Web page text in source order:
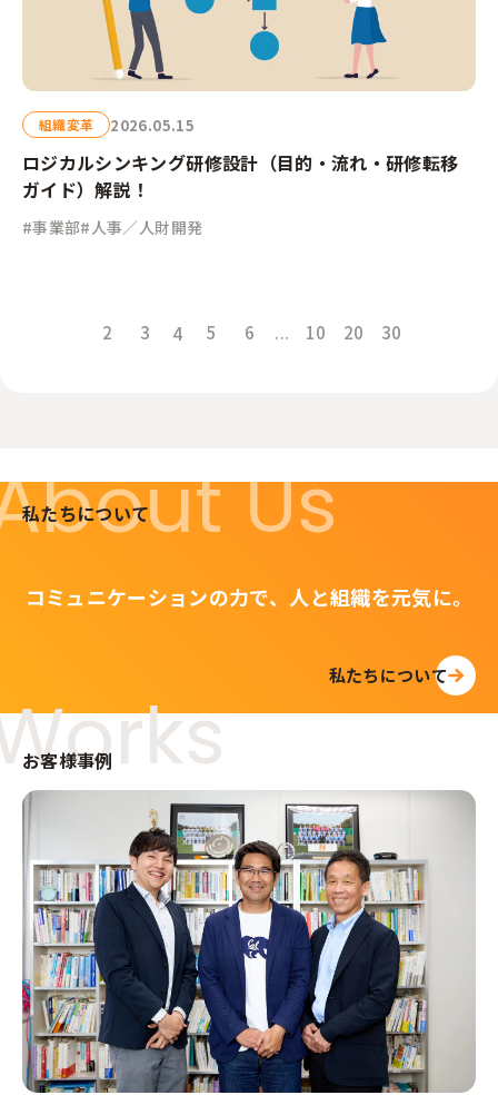
組織変革 2026.05.15
ロジカルシンキング研修設計（目的・流れ・研修転移
ガイド）解説！
#事業部#人事／人財開発
2 3 4 5 6 10 20 30
Us
私たちについて
コミュニケーションの力で、人と組織を元気に。
私たちについて
お客様事例